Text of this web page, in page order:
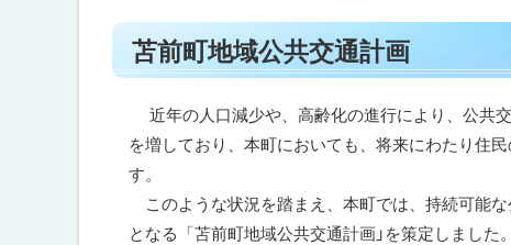
苫前町地域公共交通計画
近年の人口減少や、高齢化の進行により、公共
を増しており、本町においても、将来にわたり住
す。
このような状況を踏まえ、本町では、持続可能
となる「苫前町地域公共交通計画」を策定しました。